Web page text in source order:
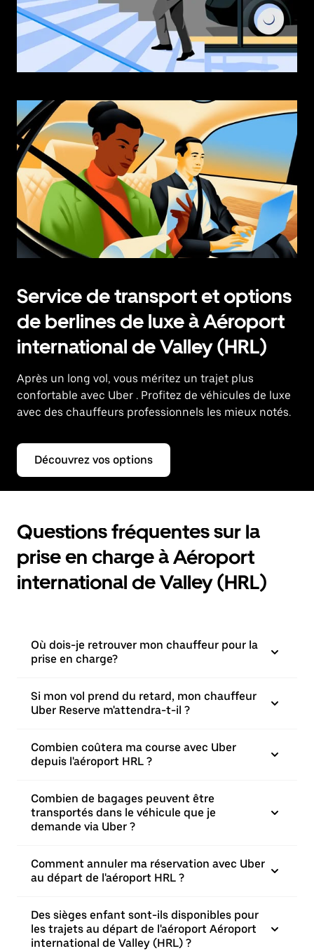
Service de transport et options
de berlines de luxe à Aéroport
international de Valley (HRL)
Après un long vol, vous méritez un trajet plus
confortable avec Uber . Profitez de véhicules de luxe
avec des chauffeurs professionnels les mieux notés.
Découvrez vos options
Questions fréquentes sur la
prise en charge à Aéroport
international de Valley (HRL)
Où dois-je retrouver mon chauffeur pour la
prise en charge?
Si mon vol prend du retard, mon chauffeur
Uber Reserve m'attendra-t-il ?
Combien coûtera ma course avec Uber
depuis l'aéroport HRL ?
Combien de bagages peuvent être
transportés dans le véhicule que je
demande via Uber ?
Comment annuler ma réservation avec Uber
au départ de l'aéroport HRL ?
Des sièges enfant sont-ils disponibles pour
les trajets au départ de l'aéroport Aéroport
international de Valley (HRL) ?